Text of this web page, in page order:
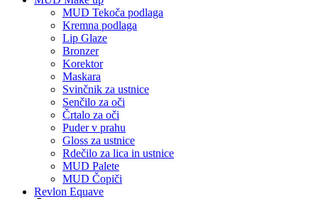
MUD Tekoča podlaga
Kremna podlaga
Lip Glaze
Bronzer
Korektor
Maskara
Svinčnik za ustnice
Senčilo za oči
Črtalo za oči
Puder v prahu
Gloss za ustnice
Rdečilo za lica in ustnice
MUD Palete
MUD Čopiči
Revlon Equave